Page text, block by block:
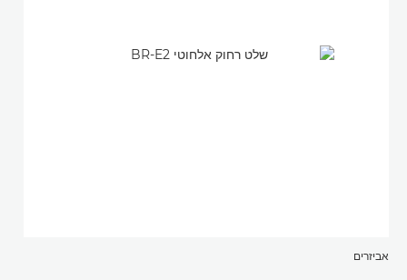
אביזרים